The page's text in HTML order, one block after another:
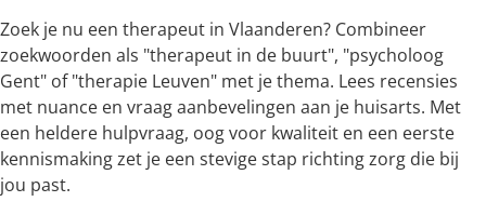
Zoek je nu een therapeut in Vlaanderen? Combineer
zoekwoorden als "therapeut in de buurt", "psycholoog
Gent" of "therapie Leuven" met je thema. Lees recensies
met nuance en vraag aanbevelingen aan je huisarts. Met
een heldere hulpvraag, oog voor kwaliteit en een eerste
kennismaking zet je een stevige stap richting zorg die bij
jou past.